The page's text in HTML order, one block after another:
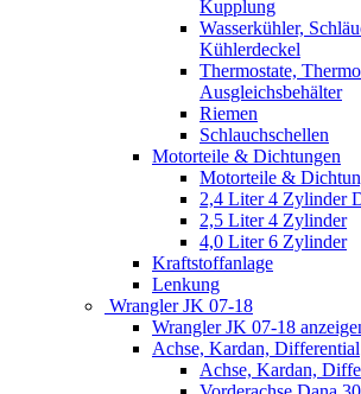
Kupplung
Wasserkühler,
Kühlerdeckel
Thermostate,
Ausgleichsbehälter
Riemen
Schlauchschellen
Motorteile & Dichtungen
Motorteile &
2,4 Liter 4 Zylinder
2,5 Liter 4 Zylinder
4,0 Liter 6 Zylinder
Kraftstoffanlage
Lenkung
Wrangler JK 07-18
Wrangler JK 07-18
Achse, Kardan, Differential
Achse, Kardan,